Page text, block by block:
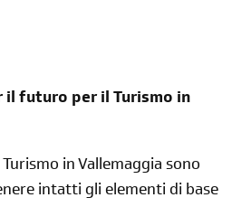
il futuro per il Turismo in
in Vallemaggia sono
intatti gli elementi di base